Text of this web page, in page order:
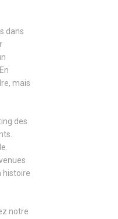
dans
mais
des
histoire
notre